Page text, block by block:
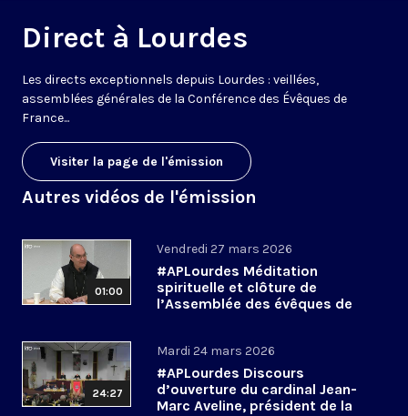
Direct à Lourdes
Les directs exceptionnels depuis Lourdes : veillées,
assemblées générales de la Conférence des Évêques de
France...
Visiter la page de l'émission
Autres vidéos de l'émission
01:00
Vendredi 27 mars 2026
#APLourdes Méditation
spirituelle et clôture de
l’Assemblée des évêques de
24:27
Mardi 24 mars 2026
#APLourdes Discours
d’ouverture du cardinal Jean-
Marc Aveline, président de la